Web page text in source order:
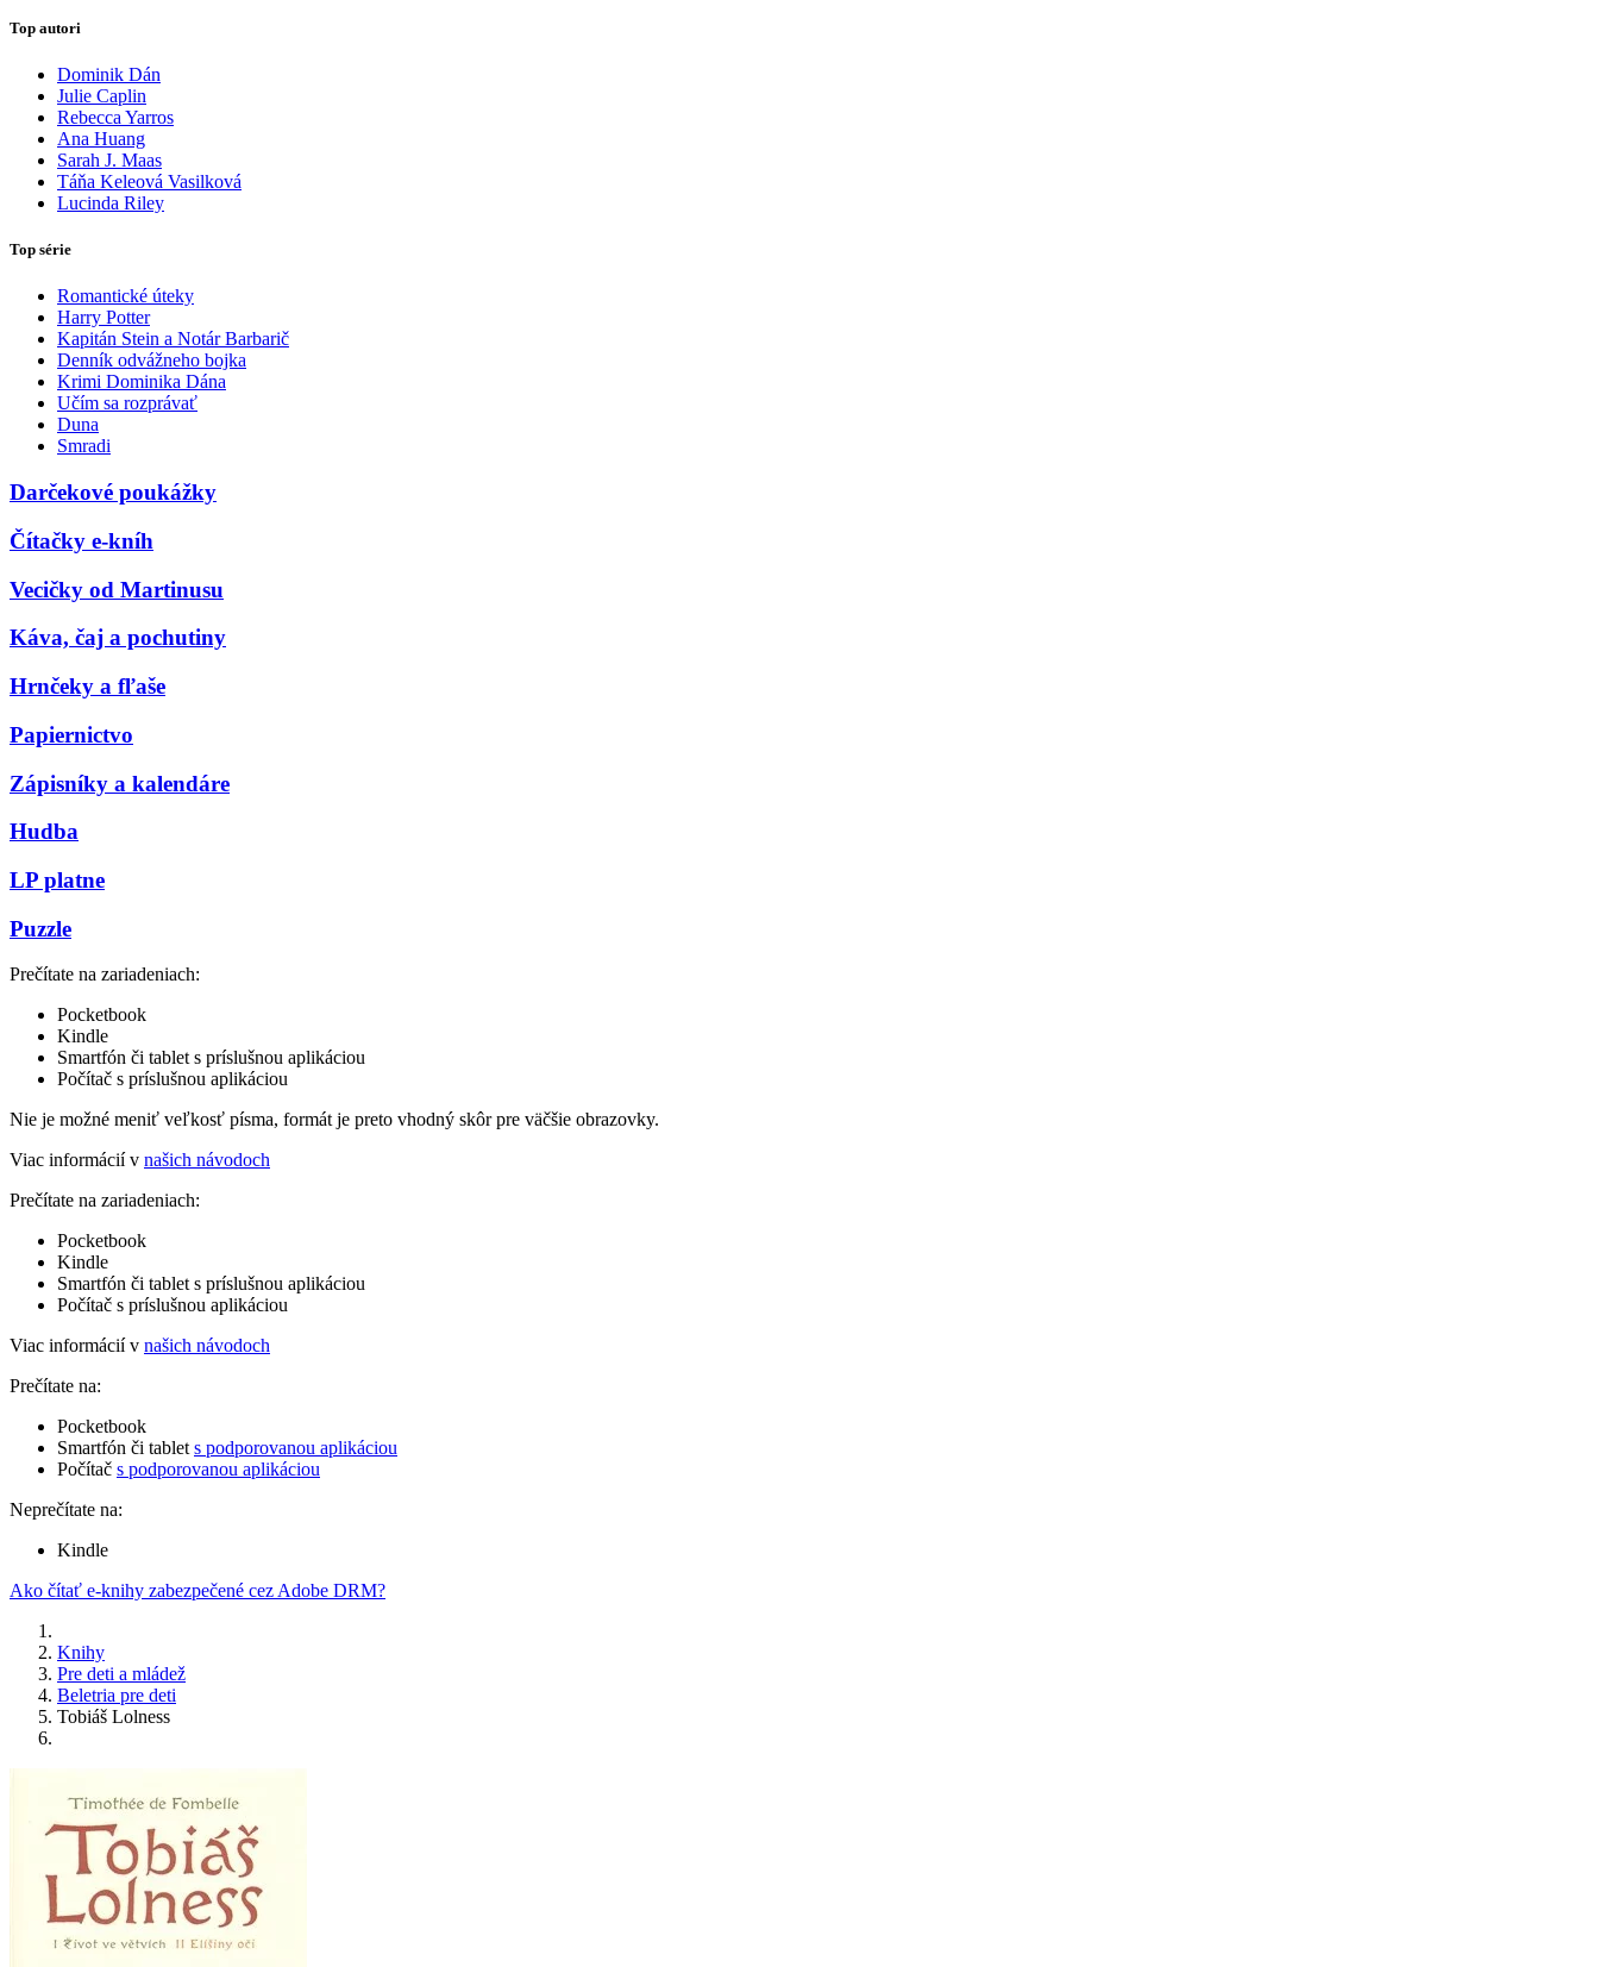
Top autori
Dominik Dán
Julie Caplin
Rebecca Yarros
Ana Huang
Sarah J. Maas
Táňa Keleová Vasilková
Lucinda Riley
Top série
Romantické úteky
Harry Potter
Kapitán Stein a Notár Barbarič
Denník odvážneho bojka
Krimi Dominika Dána
Učím sa rozprávať
Duna
Smradi
Darčekové poukážky
Čítačky e-kníh
Vecičky od Martinusu
Káva, čaj a pochutiny
Hrnčeky a fľaše
Papiernictvo
Zápisníky a kalendáre
Hudba
LP platne
Puzzle
Prečítate na zariadeniach:
Pocketbook
Kindle
Smartfón či tablet s príslušnou aplikáciou
Počítač s príslušnou aplikáciou
Nie je možné meniť veľkosť písma, formát je preto vhodný skôr pre väčšie obrazovky.
Viac informácií v našich návodoch
Prečítate na zariadeniach:
Pocketbook
Kindle
Smartfón či tablet s príslušnou aplikáciou
Počítač s príslušnou aplikáciou
Viac informácií v našich návodoch
Prečítate na:
Pocketbook
Smartfón či tablet s podporovanou aplikáciou
Počítač s podporovanou aplikáciou
Neprečítate na:
Kindle
Ako čítať e-knihy zabezpečené cez Adobe DRM?
Knihy
Pre deti a mládež
Beletria pre deti
Tobiáš Lolness